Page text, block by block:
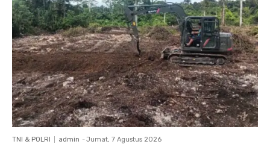
TNI & POLRI admin - Jumat, 7 Agustus 2026